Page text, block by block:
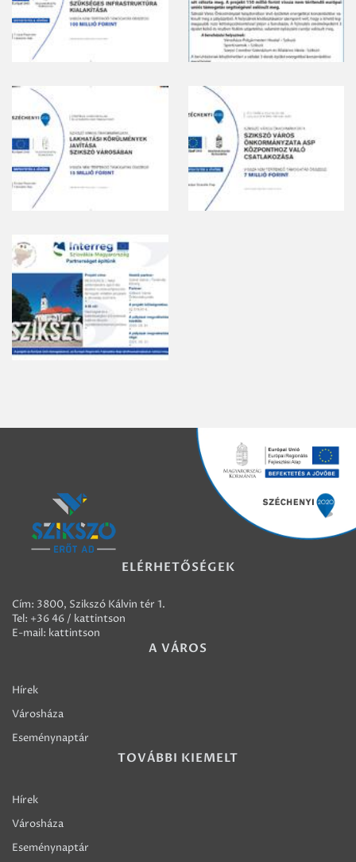
ELÉRHETŐSÉGEK
Cím: 3800, Szikszó Kálvin tér 1.
Tel: +36 46 / kattintson
E-mail: kattintson
A VÁROS
Hírek
Városháza
Eseménynaptár
TOVÁBBI KIEMELT
Hírek
Városháza
Eseménynaptár